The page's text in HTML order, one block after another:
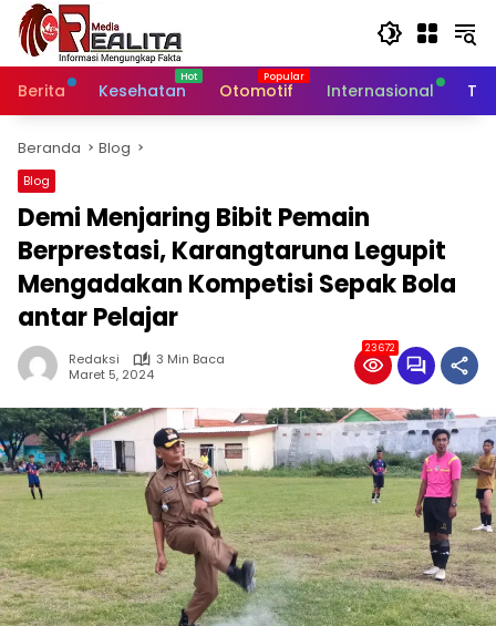
Langsung
konten
Berita
Kesehatan Otomotif Internasional
Beranda Blog
Blog
Demi Menjaring Bibit Pemain
Berprestasi, Karangtaruna Legupit
Mengadakan Kompetisi Sepak Bola
antar Pelajar
Redaksi
3 Min Baca
Maret 5, 2024
23672